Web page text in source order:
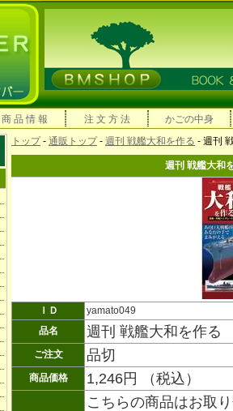
商 品 情 報 注 文 方 法 かごの中身
トップ- 通販トップ- 週刊 戦艦大和を作る - 週刊
週刊 戦艦大
ＩＤ
yamato049
品名
週刊 戦艦大和を作
ご注文 品切
商品価格 1,246円 （税込）
こちらの商品はお取